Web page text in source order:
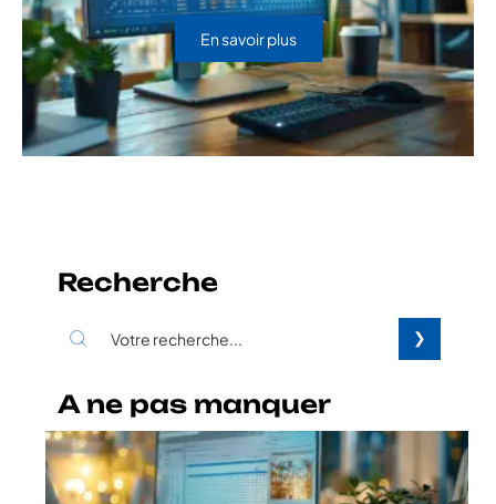
En savoir plus
Recherche
A ne pas manquer